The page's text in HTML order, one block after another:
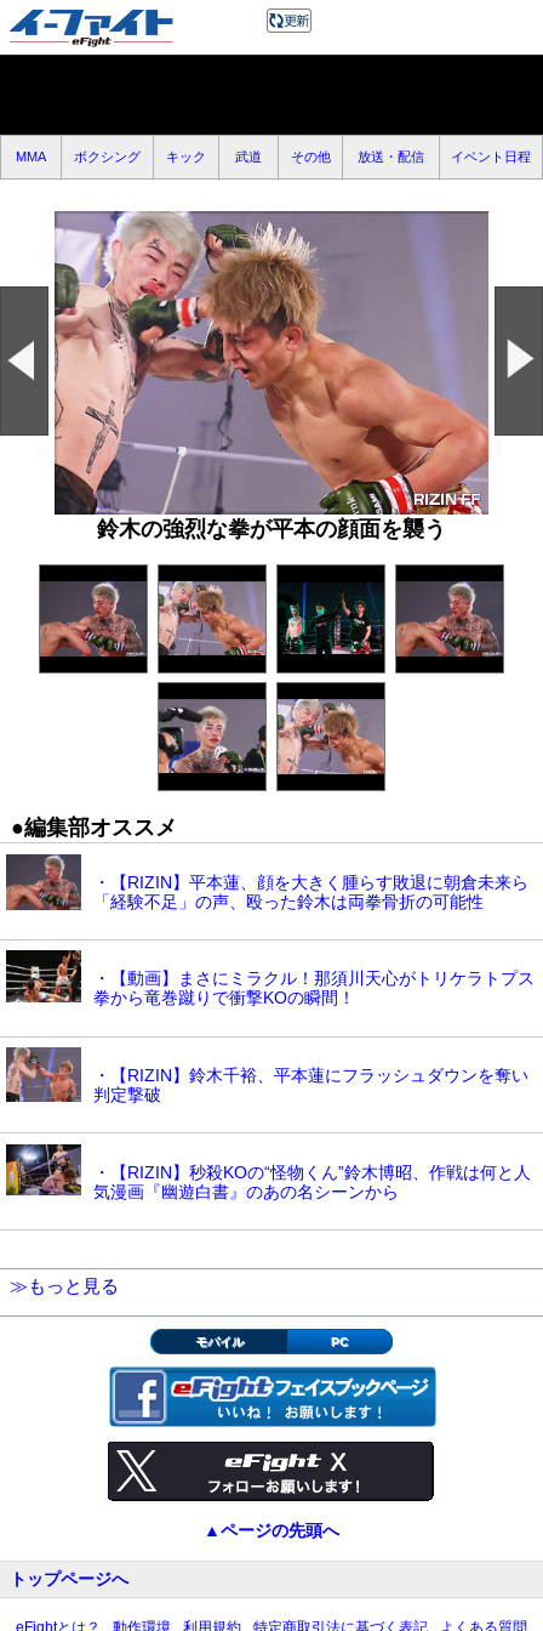
MMA ボクシング キック 武道 その他 放送・配信 イベント日程
鈴木の強烈な拳が平本の顔面を襲う
●編集部オススメ
・【RIZIN】平本蓮、顔を大きく腫らす敗退に朝倉未来ら
「経験不足」の声、殴った鈴木は両拳骨折の可能性
・【動画】まさにミラクル！那須川天心がトリケラトプス
拳から竜巻蹴りで衝撃KOの瞬間！
・【RIZIN】鈴木千裕、平本蓮にフラッシュダウンを奪い
判定撃破
・【RIZIN】秒殺KOの“怪物くん”鈴木博昭、作戦は何と人
気漫画『幽遊白書』のあの名シーンから
≫もっと見る
モバイル PC
▲ページの先頭へ
トップページへ
eFightとは？ 動作環境 利用規約 特定商取引法に基づく表記 よくある質問